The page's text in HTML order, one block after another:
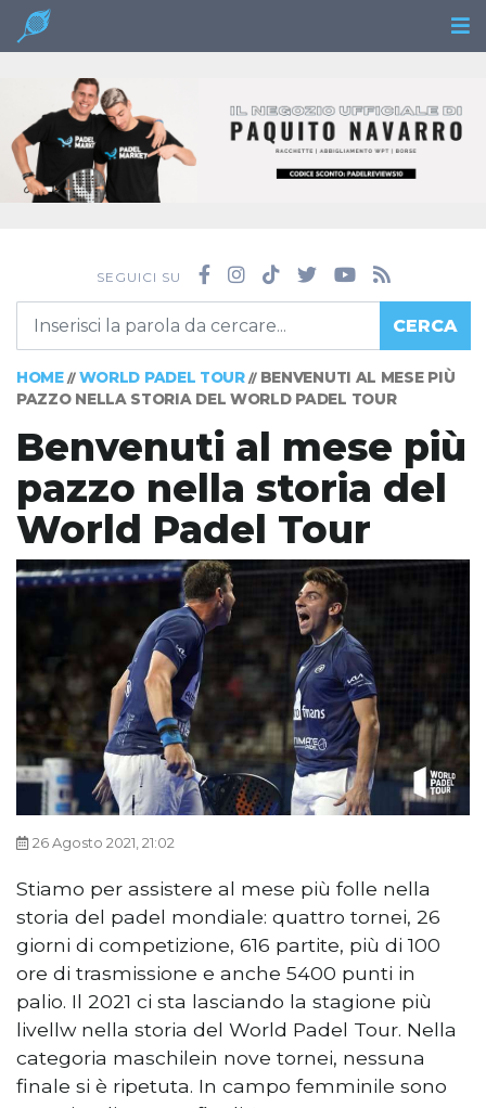
SEGUICI SU
CERCA
HOME// WORLD PADEL TOUR// BENVENUTI AL MESE PIÙ
PAZZO NELLA STORIA DEL WORLD PADEL TOUR
Benvenuti al mese più
pazzo nella storia del
World Padel Tour
26 Agosto 2021, 21:02
Stiamo per assistere al mese più folle nella
storia del padel mondiale: quattro tornei, 26
giorni di competizione, 616 partite, più di 100
ore di trasmissione e anche 5400 punti in
palio. Il 2021 ci sta lasciando la stagione più
livellw nella storia del World Padel Tour. Nella
categoria maschilein nove tornei, nessuna
finale si è ripetuta. In campo femminile sono